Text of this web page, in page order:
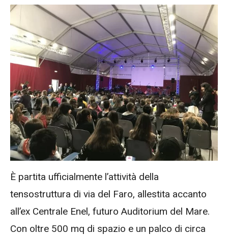
È partita ufficialmente l’attività della
tensostruttura di via del Faro, allestita accanto
all’ex Centrale Enel, futuro Auditorium del Mare.
Con oltre 500 mq di spazio e un palco di circa